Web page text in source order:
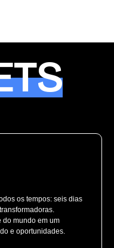
os tempos: seis dias
do mundo em um
e oportunidades.